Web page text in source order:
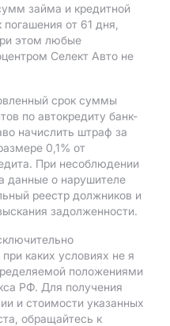
займа и кредитной
от 61 дня,
этом любые
Селект Авто не
срок суммы
по автокредиту банк-
начислить штраф за
0,1% от
При несоблюдении
данные о нарушителе
реестр должников и
задолженности.
каких условиях не я
положениями
РФ. Для получения
и стоимости указанных
обращайтесь к